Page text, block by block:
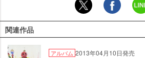
関連作品
アルバム 2013年04月10日発売